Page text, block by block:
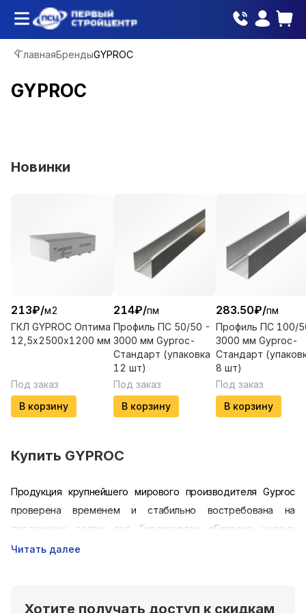
ГлавнаяБрендыGYPROC
GYPROC
Новинки
213₽/м2
ГКЛ GYPROC Оптима
12,5х2500х1200 мм
Под заказ
В корзину
214₽/пм
Профиль ПС 50/50 -
3000 мм Gyproc-
Стандарт (упаковка
12 шт)
Под заказ
В корзину
283.50₽/пм
Профиль ПС 100/
3000 мм Gyproc-
Стандарт
8 шт)
Под заказ
В корзину
Купить GYPROC
Продукция крупнейшего мирового производителя Gyproc
проверена временем и стабильно востребована на
протяжении долгих лет. Гипсокартон «Гипрок» широко
используется на этапе отделочных работ для выравнивания
Опытные застройщики выбираютгипсокартонGypro
Читать далее
Хотите получать доступ к скидкам